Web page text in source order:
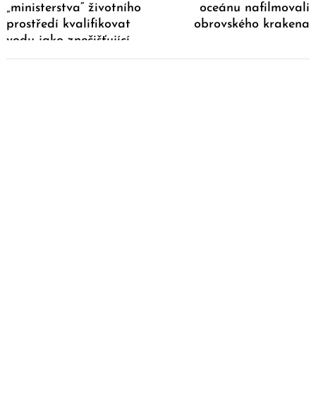
„ministerstva“ životního
prostředí kvalifikovat
vodu jako znečišťující
látku
oceánu nafilmovali
obrovského krakena